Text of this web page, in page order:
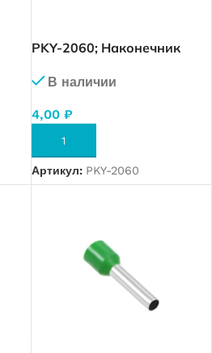
PKY-2060; Наконечник
(черный), упак. 250 шт.
В наличии
4,00 ₽
В КОРЗИНУ
Артикул: PKY-2060